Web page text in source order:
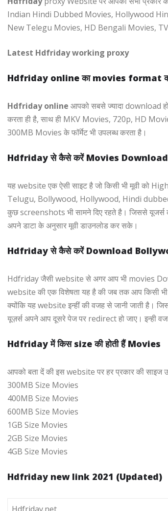
Indian Hindi Dubbed Movies, Hollywood
New Telegu Movies, HD Bengali Movies, TV
Latest Hdfriday working proxy
Hdfriday online का movies format
Hdfriday online आपको सबसे ज्यादा download
करता ही है, साथ ही MKV Movies, 720p, HD
300MB Movies के फॉर्मेट भी उपलब्ध करता है।
Hdfriday से कैसे करें Movies Download
यह website एक ऐसी साइट है जो किसी भी मूवी को
Telugu, Bollywood, Hollywood, Hindi
कुछ screenshots भी सामने दिए रहते है। जिससे
अपने डाटा के अनुसार मूवी डाउनलोड कर सके।
Hdfriday से कैसे करें Download
Hdfriday जैसी website से अगर आप भी movies
website की एक विशेषता यह है की जब तक आप किसी
क्योंकि यह website इन्हीं की वजह से जानी जाती है।
यूज़र्स अपने आप दूसरे पेज पर redirect हो जाए। इन्ही
Hdfriday में किस size की होती हैं Movies
आपको बता दें की इस website पर हर प्रकार की साइज
300MB Size Movies
400MB Size Movies
600MB Size Movies
1GB Size Movies
2GB Size Movies
4GB Size Movies
Hdfriday new link 2021 (Updated)